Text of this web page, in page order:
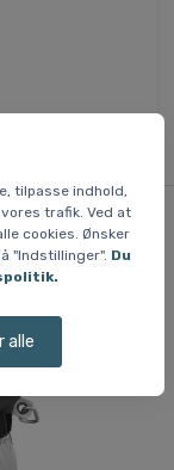
tilpasse indhold,
trafik. Ved at
cookies. Ønsker
"Indstillinger". Du
alle